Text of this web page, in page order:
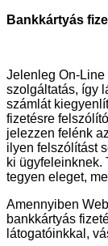
Bankkártyás
Jelenleg On-
szolgáltatás, így
számlát
fizetésre
jelezzen felénk
ilyen felszólítást
ki ügyfeleinknek.
tegyen eleget,
Amennyiben
bankkártyás
látogatóinkkal,